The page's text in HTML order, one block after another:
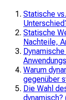
Statische
Statische
Nachteile,
Warum
gegenüber
Die Wahl
dynamisch?